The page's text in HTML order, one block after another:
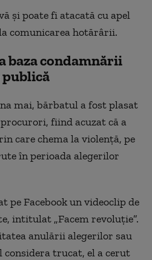
și poate fi atacată cu apel
comunicarea hotărârii.
baza condamnării
mai, bărbatul a fost plasat
fiind acuzat că a
care chema la violență, pe
în perioada alegerilor
pe Facebook un videoclip de
intitulat „Facem revoluție”.
anulării alegerilor sau
considera trucat, el a cerut